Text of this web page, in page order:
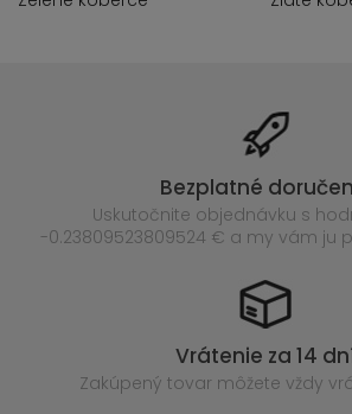
Bezplatné
Uskutočnite objednávku s
-0.23809523809524 € a my vám ju
Vrátenie za 14
Zakúpený tovar môžete vždy